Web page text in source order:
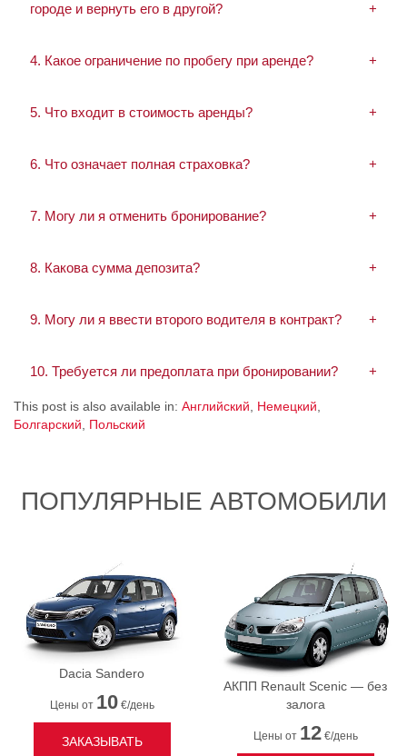
городе и вернуть его в другой?
4. Какое ограничение по пробегу при аренде?
5. Что входит в стоимость аренды?
6. Что означает полная страховка?
7. Могу ли я отменить бронирование?
8. Какова сумма депозита?
9. Могу ли я ввести второго водителя в контракт?
10. Требуется ли предоплата при бронировании?
This post is also available in: Английский
Немецкий
Болгарский
Польский
ПОПУЛЯРНЫЕ АВТОМОБИЛИ
Dacia Sandero
Цены от 10 €/день
ЗАКАЗЫВАТЬ
АКПП Renault Scenic — без
залога
Цены от 12 €/день